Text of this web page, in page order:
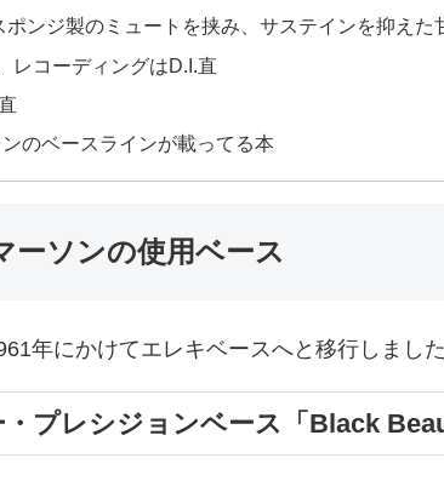
ンジ製のミュートを挟み、サステインを抑えた
レコーディングはD.I.直
のベースラインが載ってる本
ーソンの使用ベース
年にかけてエレキベースへと移行しました
プレシジョンベース「Black